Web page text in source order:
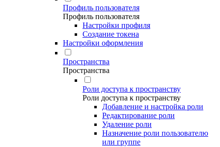
Профиль пользователя
Профиль пользователя
Настройки профиля
Создание токена
Настройки оформления
Пространства
Пространства
Роли доступа к пространству
Роли доступа к пространству
Добавление и настройка роли
Редактирование роли
Удаление роли
Назначение роли пользователю
или группе